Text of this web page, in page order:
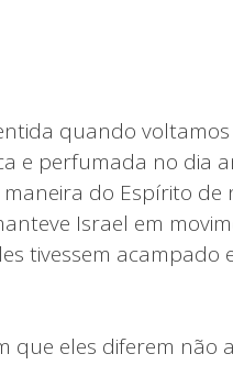
quando
e perfumada no dia
do Espírito de
Israel em
tivessem
que eles diferem não